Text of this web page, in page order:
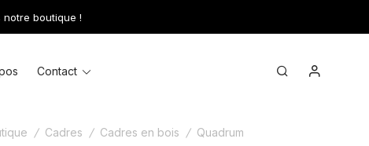
boutique !
Contact
Toggle
Search
/ Cadres / Cadres en bois / Quadrum